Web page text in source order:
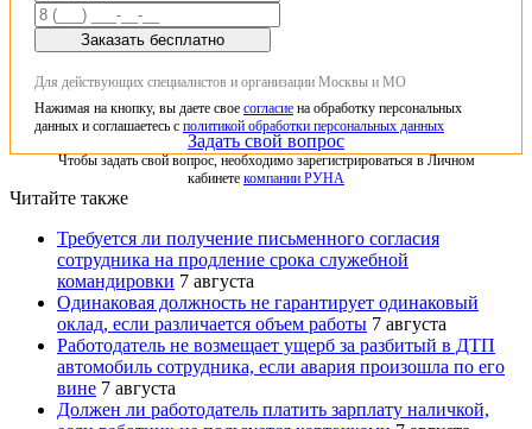
Заказать бесплатно
Для действующих специалистов и организации Москвы и МО
Нажимая на кнопку, вы даете свое согласие на обработку персональных
данных и соглашаетесь с политикой обработки персональных данных
Задать свой вопрос
Чтобы задать свой вопрос, необходимо зарегистрироваться в Личном
кабинете компании РУНА
Читайте также
Требуется ли получение письменного согласия
сотрудника на продление срока служебной
командировки 7 августа
Одинаковая должность не гарантирует одинаковый
оклад, если различается объем работы 7 августа
Работодатель не возмещает ущерб за разбитый в ДТП
автомобиль сотрудника, если авария произошла по его
вине 7 августа
Должен ли работодатель платить зарплату наличкой,